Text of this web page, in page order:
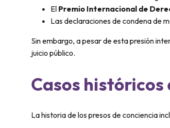
El Premio Internacional de
Las declaraciones de condena de
Sin embargo, a pesar de esta presión
juicio público.
Casos históricos
La historia de los presos de conciencia